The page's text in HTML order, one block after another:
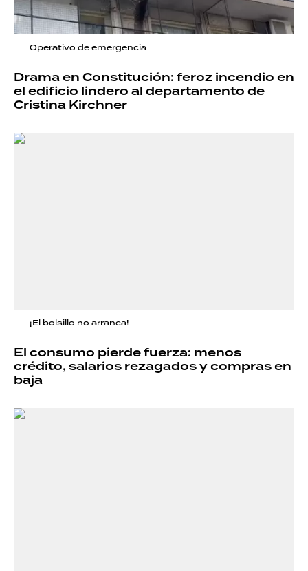
Operativo de emergencia
Drama en Constitución: feroz incendio en
el edificio lindero al departamento de
Cristina Kirchner
¡El bolsillo no arranca!
El consumo pierde fuerza: menos
crédito, salarios rezagados y compras en
baja